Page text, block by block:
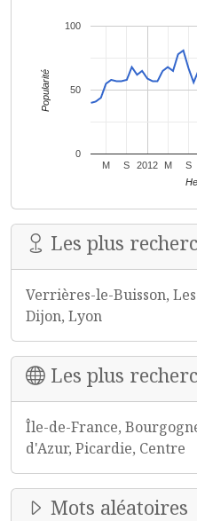
2012
M S M S
0
50
100
Popularité
Les plus
Verrières-le-Buisson,
Dijon, Lyon
Les plus
Île-de-France,
d'Azur, Picardie, Centre
Mots aléatoires